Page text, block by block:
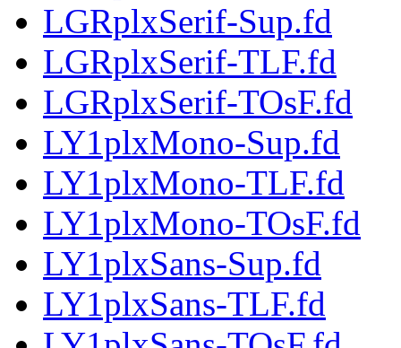
LGRplxSerif-Sup.fd
LGRplxSerif-TLF.fd
LGRplxSerif-TOsF.fd
LY1plxMono-Sup.fd
LY1plxMono-TLF.fd
LY1plxMono-TOsF.fd
LY1plxSans-Sup.fd
LY1plxSans-TLF.fd